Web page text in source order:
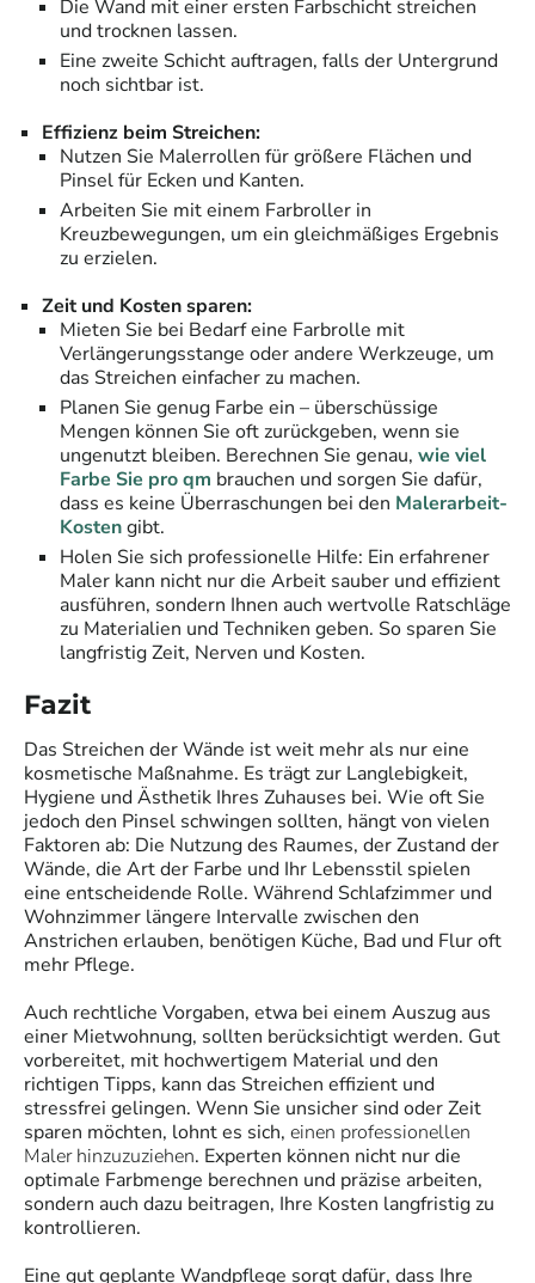
Die Wand mit einer ersten Farbschicht streichen
und trocknen lassen.
Eine zweite Schicht auftragen, falls der Untergrund
noch sichtbar ist.
Effizienz beim Streichen:
Nutzen Sie Malerrollen für größere Flächen und
Pinsel für Ecken und Kanten.
Arbeiten Sie mit einem Farbroller in
Kreuzbewegungen, um ein gleichmäßiges Ergebnis
zu erzielen.
Zeit und Kosten sparen:
Mieten Sie bei Bedarf eine Farbrolle mit
Verlängerungsstange oder andere Werkzeuge, um
das Streichen einfacher zu machen.
Planen Sie genug Farbe ein – überschüssige
Mengen können Sie oft zurückgeben, wenn sie
ungenutzt bleiben. Berechnen Sie genau, wie viel
Farbe Sie pro qm brauchen und sorgen Sie dafür,
dass es keine Überraschungen bei den Malerarbeit-
Kostengibt.
Holen Sie sich professionelle Hilfe: Ein erfahrener
Maler kann nicht nur die Arbeit sauber und effizient
ausführen, sondern Ihnen auch wertvolle Ratschläge
zu Materialien und Techniken geben. So sparen Sie
langfristig Zeit, Nerven und Kosten.
Fazit
Das Streichen der Wände ist weit mehr als nur eine
kosmetische Maßnahme. Es trägt zur Langlebigkeit,
Hygiene und Ästhetik Ihres Zuhauses bei. Wie oft Sie
jedoch den Pinsel schwingen sollten, hängt von vielen
Faktoren ab: Die Nutzung des Raumes, der Zustand der
Wände, die Art der Farbe und Ihr Lebensstil spielen
eine entscheidende Rolle. Während Schlafzimmer und
Wohnzimmer längere Intervalle zwischen den
Anstrichen erlauben, benötigen Küche, Bad und Flur oft
mehr Pflege.
Auch rechtliche Vorgaben, etwa bei einem Auszug aus
einer Mietwohnung, sollten berücksichtigt werden. Gut
vorbereitet, mit hochwertigem Material und den
richtigen Tipps, kann das Streichen effizient und
stressfrei gelingen. Wenn Sie unsicher sind oder Zeit
sparen möchten, lohnt es sich, einen professionellen
Maler hinzuzuziehen. Experten können nicht nur die
optimale Farbmenge berechnen und präzise arbeiten,
sondern auch dazu beitragen, Ihre Kosten langfristig zu
kontrollieren.
Eine gut geplante Wandpflege sorgt dafür, dass Ihre